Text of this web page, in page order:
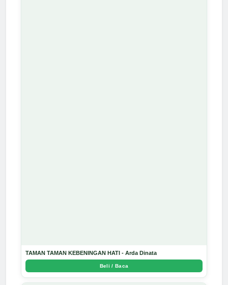
TAMAN TAMAN KEBENINGAN HATI - Arda Dinata
Beli / Baca